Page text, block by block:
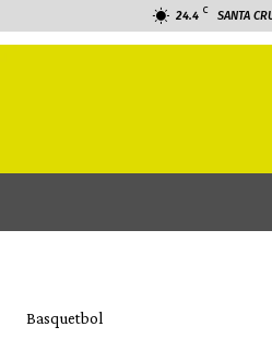
24.4 C SANTA
Basquetbol